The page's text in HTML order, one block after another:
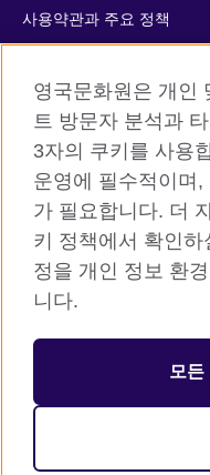
사용약관과 주요 정책
사이트맵
© 2026 British Council
The United Kingdom’s
relations and educational
209131 (England and
서울시 중구 서소문로 11
주한영국문화원 (우) 04516
대표전화: 사무소 02
어학원 1522 5009 / 팩스:
영국문화원은 개인
트 방문자 분석과
3자의 쿠키를 사용
운영에 필수적이며,
가 필요합니다. 더
키 정책에서 확인
정을 개인 정보 환
니다.
모든